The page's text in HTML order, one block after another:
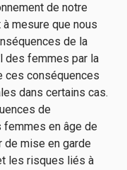
de notre
mesure que nous
de la
des femmes par la
ces conséquences
dans certains cas.
de
femmes en âge de
de mise en garde
les risques liés à